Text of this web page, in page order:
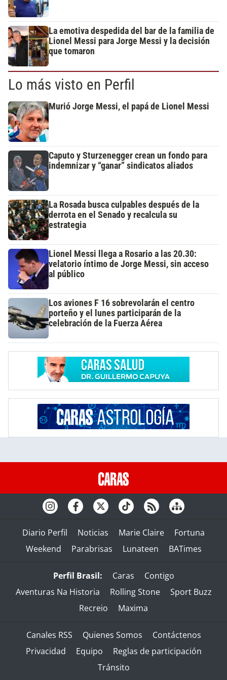
La emotiva despedida del bar de la familia de
Lionel Messi para Jorge Messi y la decisión
que tomaron
Lo más visto en Perfil
Murió Jorge Messi, el papá de Lionel Messi
Caputo y Sturzenegger crean un fondo para
indemnizar y “ganar” sindicatos aliados
La Rosada busca culpables después de la
derrota en el Senado y recalcula su
estrategia
Lionel Messi llega a Rosario a las 20.30:
velatorio íntimo de Jorge Messi, sin acceso
al público
Los aviones F 16 sobrevolarán el centro
porteño y el lunes participarán de la
celebración de la Fuerza Aérea
Diario Perfil Noticias Marie Claire
Fortuna
Weekend
Parabrisas Lunateen BATimes
Perfil Brasil: Caras
Contigo
Aventuras Na Historia
Rolling Stone
Sport Buzz
Recreio
Maxima
Canales RSS Quienes Somos
Contáctenos
Privacidad
Equipo
Reglas de participación
Tránsito